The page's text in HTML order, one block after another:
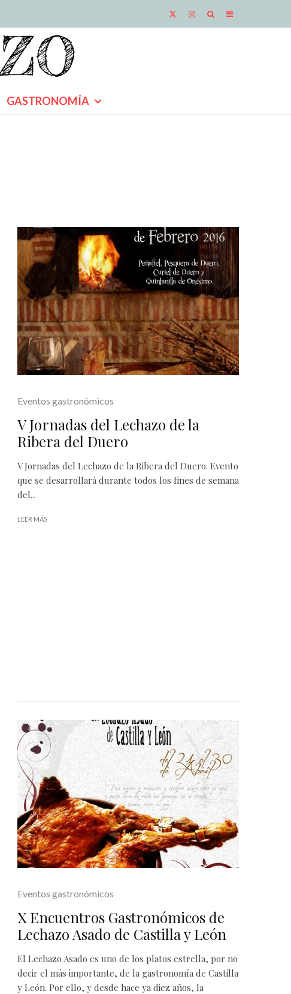
GASTRONOMÍA
Eventos gastronómicos
V Jornadas del Lechazo de la
Ribera del Duero
V Jornadas del Lechazo de la Ribera del Duero. Evento
que se desarrollará durante todos los fines de semana
del...
LEER MÁS
Eventos gastronómicos
X Encuentros Gastronómicos de
Lechazo Asado de Castilla y León
El Lechazo Asado es uno de los platos estrella, por no
decir el más importante, de la gastronomía de Castilla
y León. Por ello, y desde hace ya diez años, la